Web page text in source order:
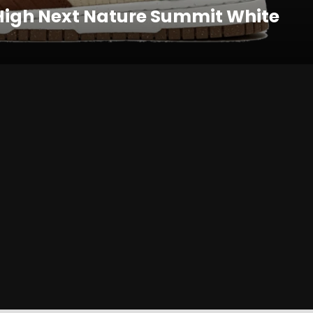
Next Nature Summit White